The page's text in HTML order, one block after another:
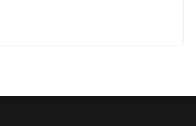
Verder is
met ACC
transmissie, S-line